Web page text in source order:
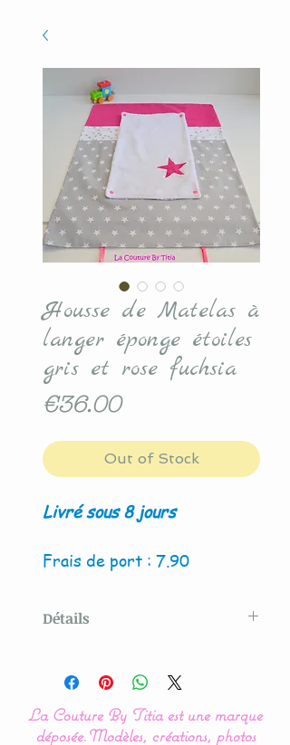
Housse de Matelas à
langer éponge étoiles
gris et rose fuchsia
€36.00Price
Out of Stock
Livré sous 8 jours
Frais de port : 7.90
Détails
By Titia
La housse de matelas à
La Couture By Titia est une marque
déposée.Modèles, créations, photos